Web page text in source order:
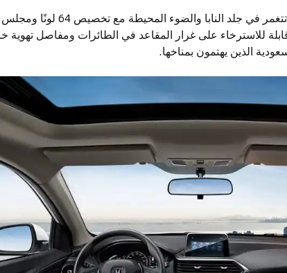
ادخل إلى مقصورة شانغان ألسبين وسوف تتغمر في
للاسترخاء على غرار المقاعد في الطائرات ومفاصل تهوية
الذين يهتمون بمناخها.